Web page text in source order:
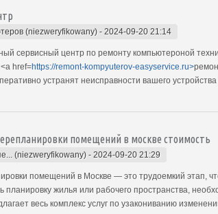
(niezweryfikowany) - 2024-09-20 21:14
сервисный центр по ремонту компьютероной
href=https://remont-kompyuterov-easyservice.ru>
устранят неисправности вашего
помещений в москве стоимость
(niezweryfikowany) - 2024-09-20 21:29
помещений в Москве — это трудоемкий этап,
планировку жилья или рабочего пространства,
весь комплекс услуг по узакониванию